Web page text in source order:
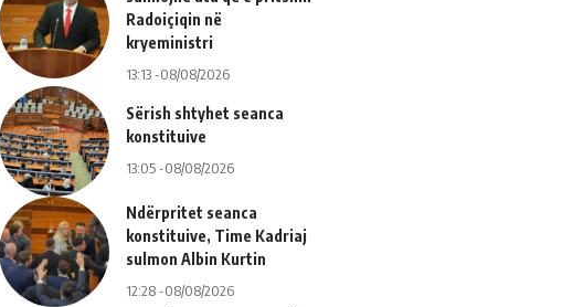
Radoiçiqin në
kryeministri
13:13 -08/08/2026
Sërish shtyhet seanca
konstituive
13:05 -08/08/2026
Ndërpritet seanca
konstituive, Time Kadriaj
sulmon Albin Kurtin
12:28 -08/08/2026